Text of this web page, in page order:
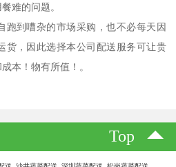
难的问题。
跑到嘈杂的市场采购，也不必每天因
货，因此选择本公司配送服务可让贵
本！物有所值！。
Top